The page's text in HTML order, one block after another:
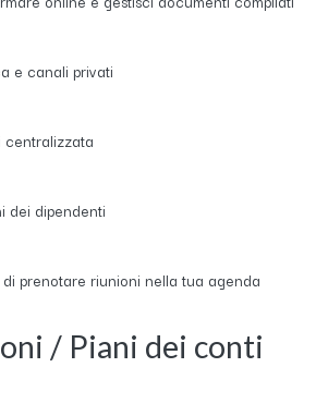
e canali privati
centralizzata
dei dipendenti
prenotare riunioni nella tua agenda
/ Piani dei conti